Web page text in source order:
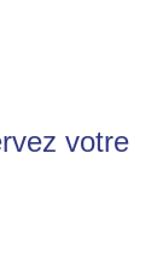
votre